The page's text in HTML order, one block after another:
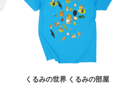
くるみの世界 くるみの部屋